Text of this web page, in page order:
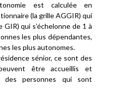
est calculée en
(la grille AGGIR) qui
qui s’échelonne de 1 à
les plus dépendantes,
les plus autonomes.
sénior, ce sont des
être accueillis et
des personnes qui sont